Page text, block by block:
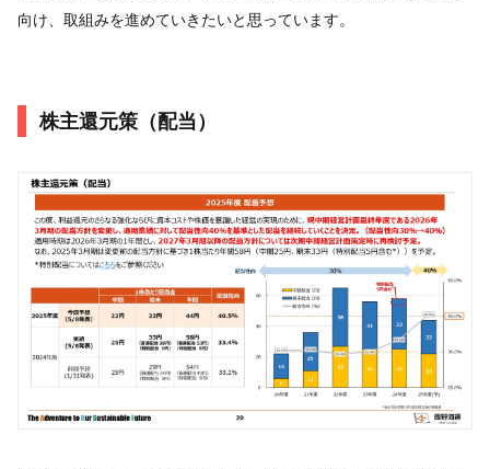
向け、取組みを進めていきたいと思っています。
株主還元策（配当）